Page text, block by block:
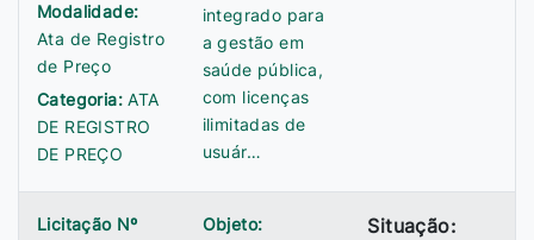
Modalidade:
Ata de Registro
de Preço
Categoria:ATA
DE REGISTRO
DE PREÇO
integrado para
a gestão em
saúde pública,
com licenças
ilimitadas de
usuár…
Licitação Nº
Objeto:
Situação: